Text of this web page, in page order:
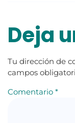
Deja
Tu dirección de
campos
Comentario *